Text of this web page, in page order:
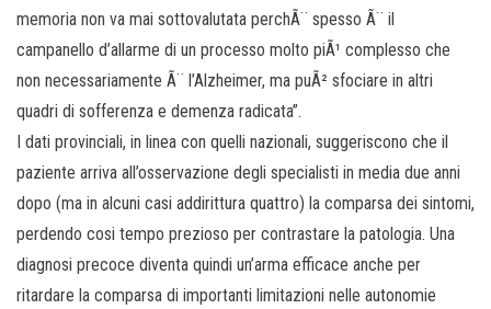
memoria non va mai sottovalutata perchÃ¨ spesso Ã¨ il
campanello d’allarme di un processo molto piÃ¹ complesso che
non necessariamente Ã¨ l’Alzheimer, ma puÃ² sfociare in altri
quadri di sofferenza e demenza radicata”.
I dati provinciali, in linea con quelli nazionali, suggeriscono che il
paziente arriva all’osservazione degli specialisti in media due anni
dopo (ma in alcuni casi addirittura quattro) la comparsa dei sintomi,
perdendo cosi tempo prezioso per contrastare la patologia. Una
diagnosi precoce diventa quindi un’arma efficace anche per
ritardare la comparsa di importanti limitazioni nelle autonomie